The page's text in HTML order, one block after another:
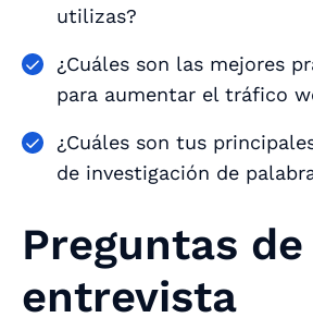
utilizas?
¿Cuáles son las mejores
para aumentar el tráfico
¿Cuáles son tus
de investigación de
Preguntas de
entrevista